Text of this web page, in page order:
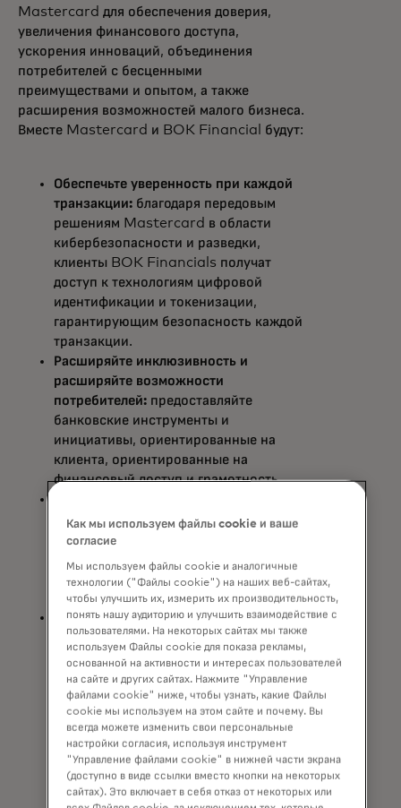
Mastercard для обеспечения доверия,
увеличения финансового доступа,
ускорения инноваций, объединения
потребителей с бесценными
преимуществами и опытом, а также
расширения возможностей малого бизнеса.
Вместе Mastercard и BOK Financial будут:
Обеспечьте уверенность при каждой
транзакции: благодаря передовым
решениям Mastercard в области
кибербезопасности и разведки,
клиенты BOK Financials получат
доступ к технологиям цифровой
идентификации и токенизации,
гарантирующим безопасность каждой
транзакции.
Расширяйте инклюзивность и
расширяйте возможности
потребителей: предоставляйте
банковские инструменты и
инициативы, ориентированные на
клиента, ориентированные на
финансовый доступ и грамотность.
стоимостью в процессинговый бизнес
Transfund:
ведущих дебетовых процессоров
США.
Внедряйте коммерческие инновации:
используйте коммерческий портфель
Mastercard в сегменте среднего
бизнеса и решений на основе
виртуальных карт, чтобы помочь
компаниям повысить операционную
эффективность и внедрить
интеллектуальную автоматизацию в
условиях современной сложной
бизнес-среды.
Как мы используем файлы cookie и ваше
согласие
Мы используем файлы cookie и аналогичные
технологии ("Файлы cookie") на наших веб-сайтах,
чтобы улучшить их, измерить их производительность,
понять нашу аудиторию и улучшить взаимодействие с
пользователями. На некоторых сайтах мы также
используем Файлы cookie для показа рекламы,
основанной на активности и интересах пользователей
на сайте и других сайтах. Нажмите "Управление
файлами cookie" ниже, чтобы узнать, какие Файлы
cookie мы используем на этом сайте и почему. Вы
всегда можете изменить свои персональные
настройки согласия, используя инструмент
"Управление файлами cookie" в нижней части экрана
(доступно в виде ссылки вместо кнопки на некоторых
сайтах). Это включает в себя отказ от некоторых или